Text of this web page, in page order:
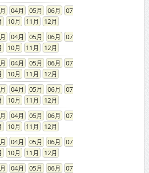
10 11
12
04 05 06
10 11
12
04 05 06
10 11
12
04 05 06
10 11
12
04 05 06
10 11
12
04 05 06
10 11
12
04 05 06
10 11
12